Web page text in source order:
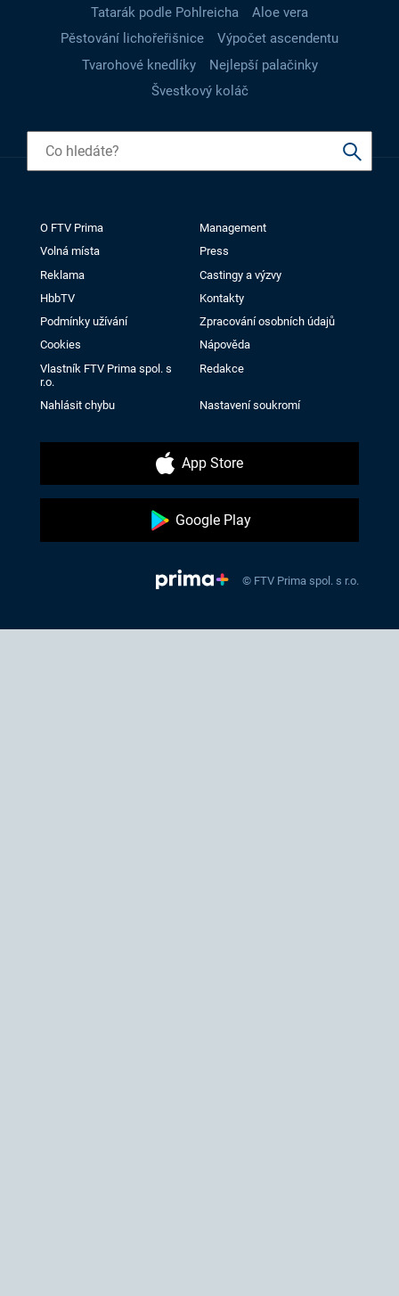
Tatarák podle Pohlreicha
Aloe vera
Pěstování lichořeřišnice
Výpočet ascendentu
Tvarohové knedlíky
Nejlepší palačinky
Švestkový koláč
O FTV Prima
Management
Volná místa
Press
Reklama
Castingy a výzvy
HbbTV
Kontakty
Podmínky užívání
Zpracování osobních údajů
Cookies
Nápověda
Vlastník FTV Prima spol. s
r.o.
Redakce
Nahlásit chybu Nastavení soukromí
App Store
Google Play
© FTV Prima spol. s r.o.